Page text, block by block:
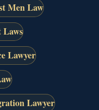
Men Law
Laws
Lawyer
Lawyer